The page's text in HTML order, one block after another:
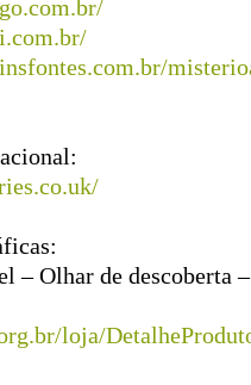
– Olhar de descoberta
loja/